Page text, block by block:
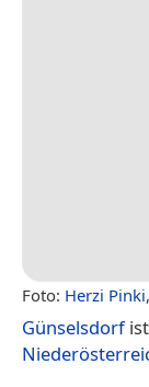
Foto: Herzi Pinki,
Günselsdorfist